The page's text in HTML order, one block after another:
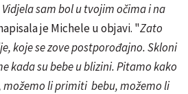
sam bol u tvojim očima i na
je Michele u objavi. "Zato
koje se zove postporođajno. Skloni
kada su bebe u blizini. Pitamo kako
možemo li primiti bebu, možemo li